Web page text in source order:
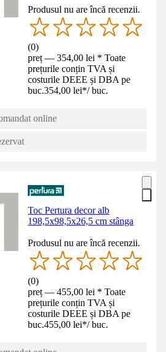
Produsul nu are încă recenzii.
(0)
preț — 354,00 lei * Toate
prețurile conțin TVA și
costurile DEEE și DBA pe
buc.354,00 lei*/ buc.
online
Toc Pertura decor alb
198,5x98,5x26,5 cm stânga
Produsul nu are încă recenzii.
(0)
preț — 455,00 lei * Toate
prețurile conțin TVA și
costurile DEEE și DBA pe
buc.455,00 lei*/ buc.